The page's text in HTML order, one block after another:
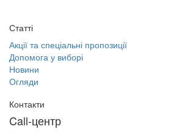
Статті
Акції та спеціальні пропозиції
Допомога у виборі
Новини
Огляди
Контакти
Call-центр